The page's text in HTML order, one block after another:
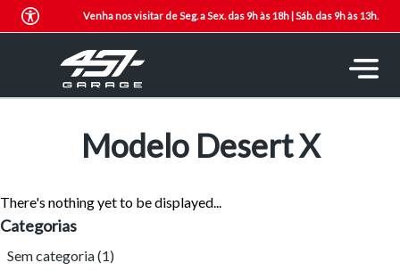
Venha nos visitar de Seg. a Sex. das 9h às 18h | Sáb. das 9h às 13h.
Modelo Desert X
There's nothing yet to be displayed...
Categorias
Sem categoria(1)